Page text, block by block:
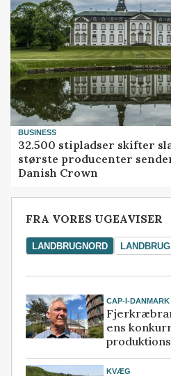
BUSINESS
32.500 stipladser skifter
største producenter
Danish Crown
FRA VORES UGEAVISER
LANDBRUGNORD
CAP-I-DANMARK
ens
KVÆG